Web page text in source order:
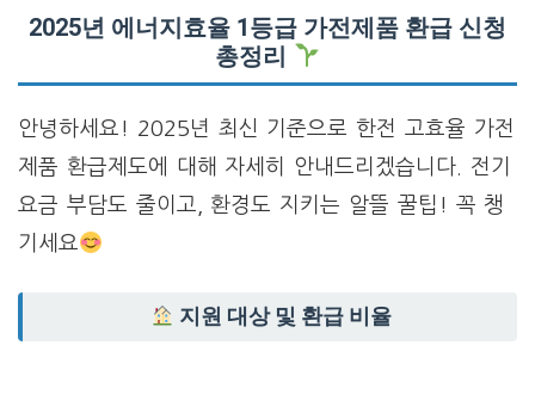
2025년 에너지효율 1등급 가전제품 환급 신청
총정리
안녕하세요! 2025년 최신 기준으로 한전 고효율 가전
제품 환급제도에 대해 자세히 안내드리겠습니다. 전기
요금 부담도 줄이고, 환경도 지키는 알뜰 꿀팁! 꼭 챙
기세요
지원 대상 및 환급 비율